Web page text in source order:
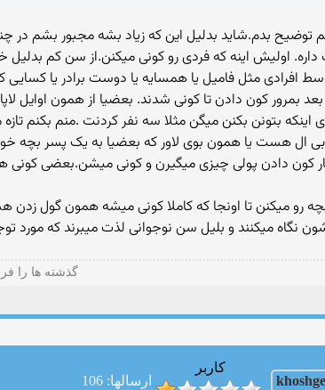
توضیح بدم.شاید بدلیل این که زیاد بشه مجبور
داره. اولیش اینه که فردی رو کونی میکنن.از سن کم
افرادی مثل فامیل یا همسایه یا دوست برادر یا
بمرور کون دادن تا کونی شدند. بعضیا از همون اوایل
بتونن بکنن میگن مثلا سه نفر کردنت .منم بکنم
هست یا همون بوی لاور که بعضیا به یک پسر بچه
بار کون دادن پولی چیزی میگیرن و کونی میشن.بعضی
رو میکنن تا اونجا که کاملا کونی میشه همون گول
نگاه میکنند و بلیل سن نوجوانی لذت میبرند که
گذشته ها را
کاربر
ارسالها: 106